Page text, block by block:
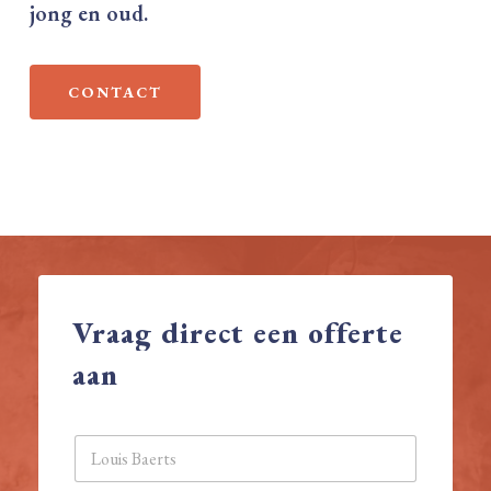
jong en oud.
CONTACT
Vraag direct een offerte
aan
N
a